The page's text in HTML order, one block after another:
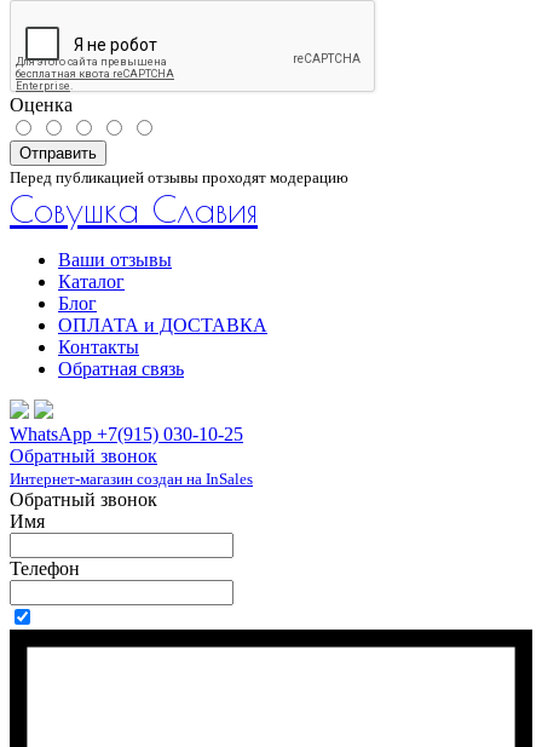
Оценка
Отправить
Перед публикацией отзывы проходят модерацию
Совушка Славия
Ваши отзывы
Каталог
Блог
ОПЛАТА и ДОСТАВКА
Контакты
Обратная связь
WhatsApp +7(915) 030-10-25
Обратный звонок
Интернет-магазин создан на InSales
Обратный звонок
Имя
Телефон